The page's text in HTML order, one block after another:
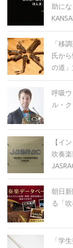
助に
「移
氏か
の道
呼吸
ル・
【イ
吹奏
朝日
る「
「学